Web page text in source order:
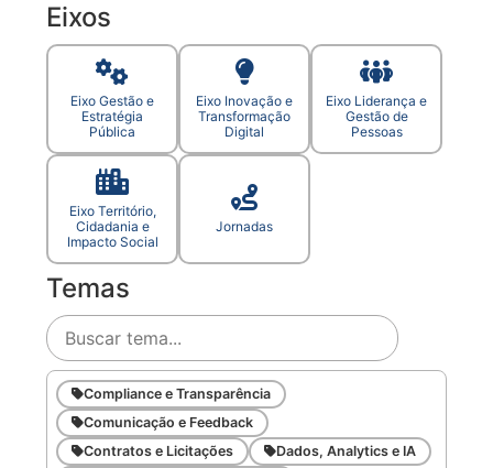
Eixos
Eixo Gestão e
Estratégia
Pública
Eixo Inovação e
Transformação
Digital
Eixo Liderança e
Gestão de
Pessoas
Eixo Território,
Cidadania e
Impacto Social
Jornadas
Temas
Compliance e Transparência
Comunicação e Feedback
Contratos e Licitações
Dados, Analytics e IA